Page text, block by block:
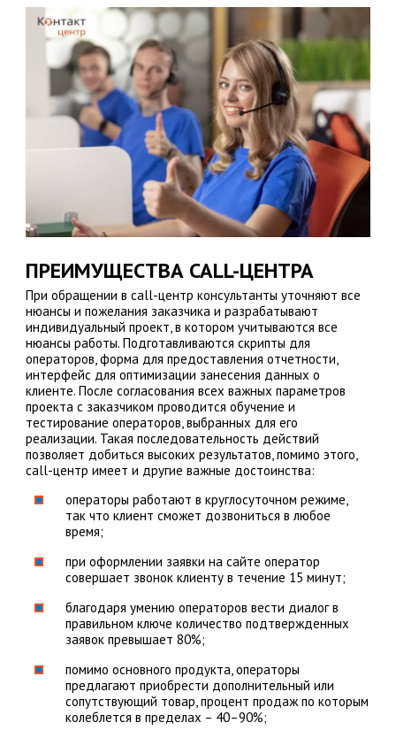
ПРЕИМУЩЕСТВА CALL-ЦЕНТРА
При обращении в call-центр консультанты уточняют все
нюансы и пожелания заказчика и разрабатывают
индивидуальный проект, в котором учитываются все
нюансы работы. Подготавливаются скрипты для
операторов, форма для предоставления отчетности,
интерфейс для оптимизации занесения данных о
клиенте. После согласования всех важных параметров
проекта с заказчиком проводится обучение и
тестирование операторов, выбранных для его
реализации. Такая последовательность действий
позволяет добиться высоких результатов, помимо этого,
call-центр имеет и другие важные достоинства:
операторы работают в круглосуточном режиме,
так что клиент сможет дозвониться в любое
время;
при оформлении заявки на сайте оператор
совершает звонок клиенту в течение 15 минут;
благодаря умению операторов вести диалог в
правильном ключе количество подтвержденных
заявок превышает 80%;
помимо основного продукта, операторы
предлагают приобрести дополнительный или
сопутствующий товар, процент продаж по которым
колеблется в пределах – 40–90%;